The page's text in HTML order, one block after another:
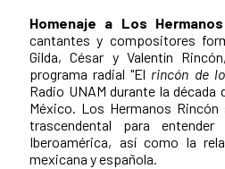
Homenaje a Los
cantantes y compositores
Gilda, César y Valentín
programa radial "El rincón de
Radio UNAM durante la década
México. Los Hermanos
trascendental para
Iberoamérica, así como la
mexicana y española.